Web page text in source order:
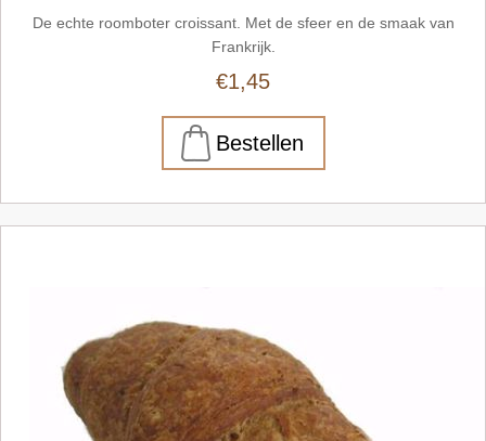
De echte roomboter croissant. Met de sfeer en de smaak van
Frankrijk.
€1,45